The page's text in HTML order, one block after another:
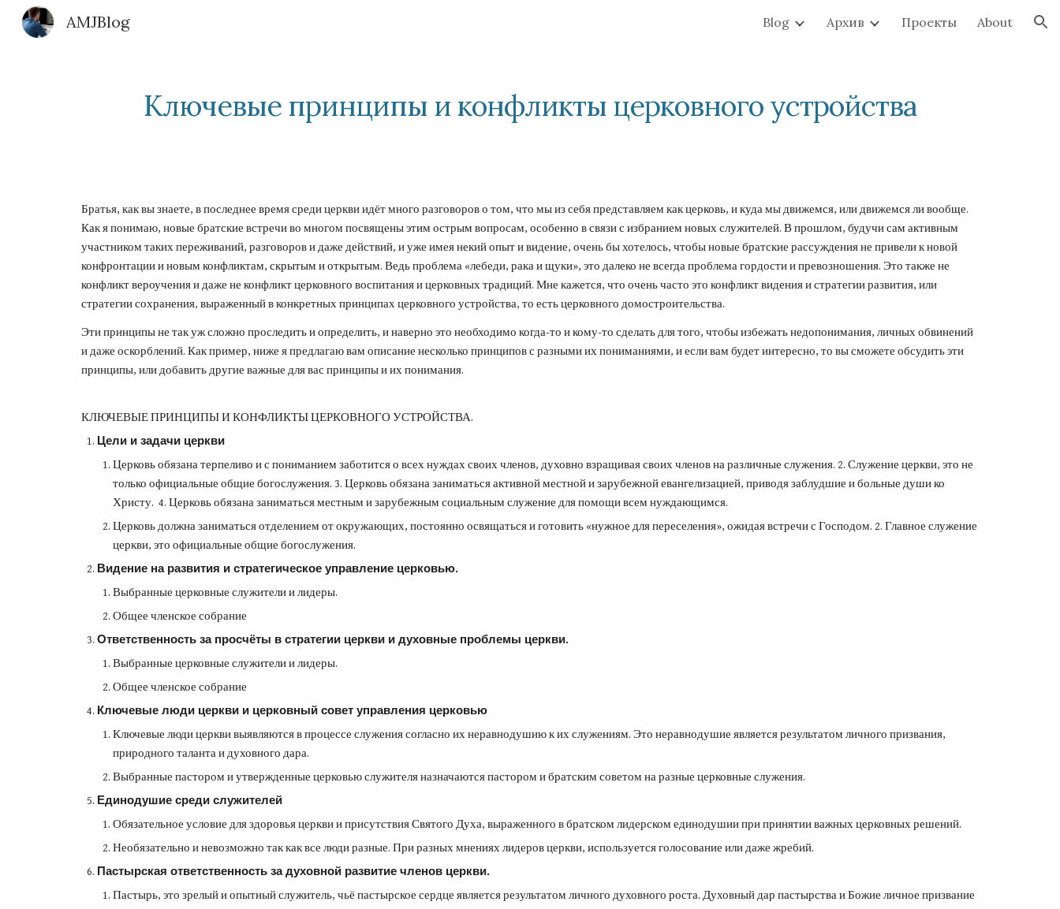
AMJBlog Blog Архив Проекты About
Ключевые принципы и конфликты церковного устройства
Братья, как вы знаете, в последнее время среди церкви идёт много разговоров о том, что мы из себя представляем как церковь, и куда мы движемся, или движемся ли вообще.
Как я понимаю, новые братские встречи во многом посвящены этим острым вопросам, особенно в связи с избранием новых служителей. В прошлом, будучи сам активным
участником таких переживаний, разговоров и даже действий, и уже имея некий опыт и видение, очень бы хотелось, чтобы новые братские рассуждения не привели к новой
конфронтации и новым конфликтам, скрытым и открытым. Ведь проблема «лебеди, рака и щуки», это далеко не всегда проблема гордости и превозношения. Это также не
конфликт вероучения и даже не конфликт церковного воспитания и церковных традиций. Мне кажется, что очень часто это конфликт видения и стратегии развития, или
стратегии сохранения, выраженный в конкретных принципах церковного устройства, то есть церковного домостроительства.
Эти принципы не так уж сложно проследить и определить, и наверно это необходимо когда-то и кому-то сделать для того, чтобы избежать недопонимания, личных обвинений
и даже оскорблений. Как пример, ниже я предлагаю вам описание несколько принципов с разными их пониманиями, и если вам будет интересно, то вы сможете обсудить эти
принципы, или добавить другие важные для вас принципы и их понимания.
КЛЮЧЕВЫЕ ПРИНЦИПЫ И КОНФЛИКТЫ ЦЕРКОВНОГО УСТРОЙСТВА.
Цели и задачи церкви
Церковь обязана терпеливо и с пониманием заботится о всех нуждах своих членов, духовно взращивая своих членов на различные служения. 2. Служение церкви, это не
только официальные общие богослужения. 3. Церковь обязана заниматься активной местной и зарубежной евангелизацией, приводя заблудшие и больные души ко
Христу. 4. Церковь обязана заниматься местным и зарубежным социальным служение для помощи всем нуждающимся.
Церковь должна заниматься отделением от окружающих, постоянно освящаться и готовить «нужное для переселения», ожидая встречи с Господом. 2. Главное служение
церкви, это официальные общие богослужения.
Видение на развития и стратегическое управление церковью.
Выбранные церковные служители и лидеры.
Общее членское собрание
Ответственность за просчёты в стратегии церкви и духовные проблемы церкви.
Выбранные церковные служители и лидеры.
Общее членское собрание
Ключевые люди церкви и церковный совет управления церковью
Ключевые люди церкви выявляются в процессе служения согласно их неравнодушию к их служениям. Это неравнодушие является результатом личного призвания,
природного таланта и духовного дара.
Выбранные пастором и утвержденные церковью служителя назначаются пастором и братским советом на разные церковные служения.
Единодушие среди служителей
Обязательное условие для здоровья церкви и присутствия Святого Духа, выраженного в братском лидерском единодушии при принятии важных церковных решений.
Необязательно и невозможно так как все люди разные. При разных мнениях лидеров церкви, используется голосование или даже жребий.
Пастырская ответственность за духовной развитие членов церкви.
Пастырь, это зрелый и опытный служитель, чьё пастырское сердце является результатом личного духовного роста. Духовный дар пастырства и Божие личное призвание